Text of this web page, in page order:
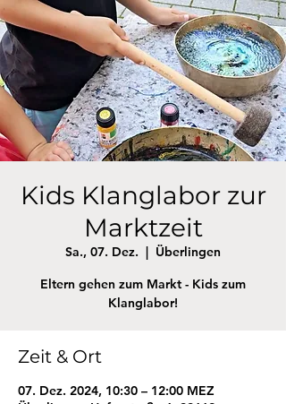
Kids Klanglabor zur
Marktzeit
Sa., 07. Dez.
  |
Überlingen
Eltern gehen zum Markt - Kids zum
Klanglabor!
Zeit & Ort
07. Dez. 2024, 10:30 – 12:00 MEZ